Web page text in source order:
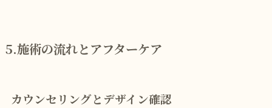
5.施術の流れとアフターケア
カウンセリングとデザイン確認